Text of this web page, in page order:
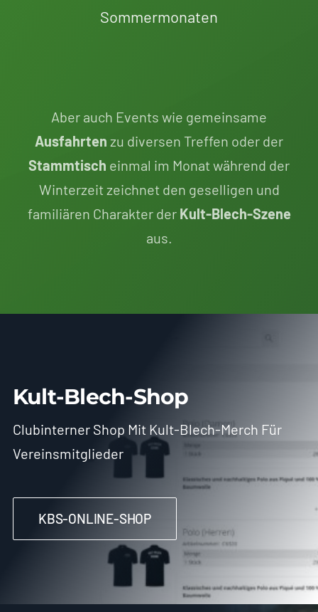
Sommermonaten
Aber auch Events wie gemeinsame
Ausfahrten zu diversen Treffen oder der
Stammtisch einmal im Monat während der
Winterzeit zeichnet den geselligen und
familiären Charakter der Kult-Blech-Szene
aus.
Kult-Blech-Shop
Clubinterner Shop Mit Kult-Blech-Merch Für
Vereinsmitglieder
KBS-ONLINE-SHOP